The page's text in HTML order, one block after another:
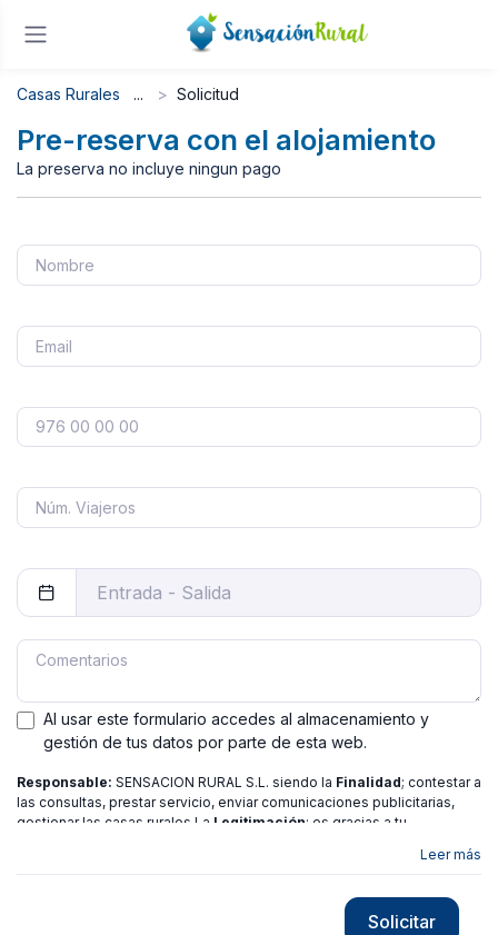
Casas Rurales Solicitud
Pre-reserva con el alojamiento
La preserva no incluye ningun pago
Al usar este formulario accedes al almacenamiento y
gestión de tus datos por parte de esta web.
Responsable: SENSACION RURAL S.L. siendo la Finalidad; contestar a
las consultas, prestar servicio, enviar comunicaciones publicitarias,
gestionar las casas rurales La Legitimación; es gracias a tu
de Acceso,
política de privacidad
Leer más
Solicitar